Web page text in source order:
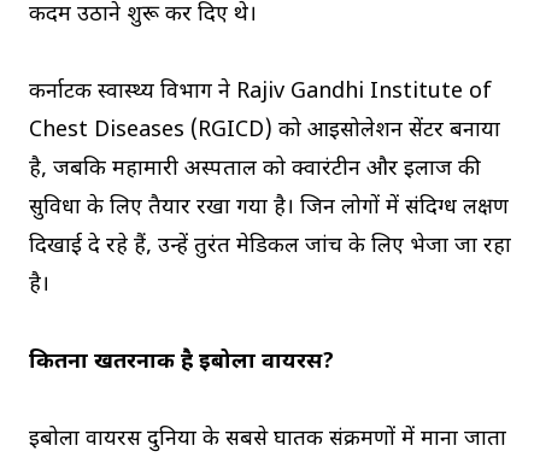
कदम उठाने शुरू कर दिए थे।
कर्नाटक स्वास्थ्य विभाग ने Rajiv Gandhi Institute of
Chest Diseases (RGICD) को आइसोलेशन सेंटर बनाया
है, जबकि महामारी अस्पताल को क्वारंटीन और इलाज की
सुविधा के लिए तैयार रखा गया है। जिन लोगों में संदिग्ध लक्षण
दिखाई दे रहे हैं, उन्हें तुरंत मेडिकल जांच के लिए भेजा जा रहा
है।
कितना खतरनाक है इबोला वायरस?
इबोला वायरस दुनिया के सबसे घातक संक्रमणों में माना जाता